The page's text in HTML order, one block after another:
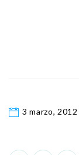
3 marzo, 2012